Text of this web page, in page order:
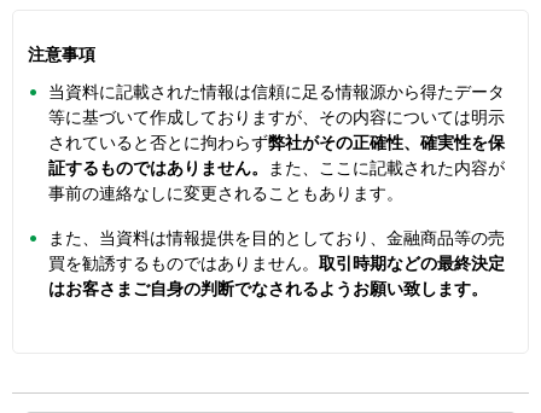
注意事項
当資料に記載された情報は信頼に足る情報源から得たデータ
等に基づいて作成しておりますが、その内容については明示
されていると否とに拘わらず弊社がその正確性、確実性を保
証するものではありません。
また、ここに記載された内容が
事前の連絡なしに変更されることもあります。
また、当資料は情報提供を目的としており、金融商品等の売
買を勧誘するものではありません。 取引時期などの最終決定
はお客さまご自身の判断でなされるようお願い致します。